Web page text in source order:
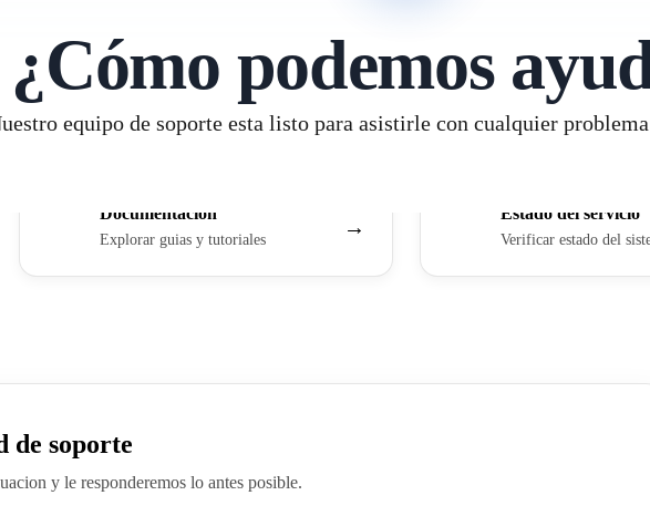
¿Cómo podemos
equipo de soporte esta listo para asistirle con cualquier
Documentación
Explorar guias y tutoriales →
Estado del servicio
Verificar estado del
de soporte
y le responderemos lo antes posible.